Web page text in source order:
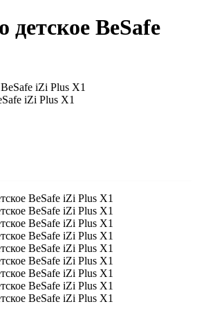
детское BeSafe
iZi Plus X1